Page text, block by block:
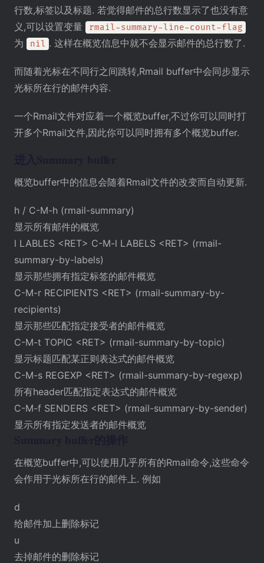
行数,标签以及标题. 若觉得邮件的总行数显示了也没有意
义,可以设置变量
rmail-summary-line-count-flag
为 nil . 这样在概览信息中就不会显示邮件的总行数了.
而随着光标在不同行之间跳转,Rmail buffer中会同步显示
光标所在行的邮件内容.
一个Rmail文件对应着一个概览buffer,不过你可以同时打
开多个Rmail文件,因此你可以同时拥有多个概览buffer.
概览buffer中的信息会随着Rmail文件的改变而自动更新.
h / C-M-h (rmail-summary)
显示所有邮件的概览
l LABLES <RET> C-M-l LABELS <RET> (rmail-
summary-by-labels)
显示那些拥有指定标签的邮件概览
C-M-r RECIPIENTS <RET> (rmail-summary-by-
recipients)
显示那些匹配指定接受者的邮件概览
C-M-t TOPIC <RET> (rmail-summary-by-topic)
显示标题匹配某正则表达式的邮件概览
C-M-s REGEXP <RET> (rmail-summary-by-regexp)
所有header匹配指定表达式的邮件概览
C-M-f SENDERS <RET> (rmail-summary-by-sender)
显示所有指定发送者的邮件概览
在概览buffer中,可以使用几乎所有的Rmail命令,这些命令
会作用于光标所在行的邮件上. 例如
d
给邮件加上删除标记
u
去掉邮件的删除标记